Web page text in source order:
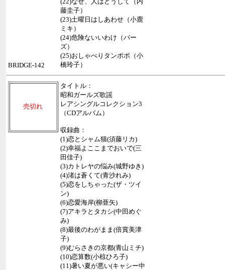
藤圭子）
(23)土曜日はしあわせ（小鹿
ミキ）
(24)危険ないいわけ（バー
ズ）
(25)おしゃべりタンポポ（小
橋玲子）
BRIDGE-142
売切れ
タイトル：
昭和ガールズ歌謡
レアシングルコレクション3
（CDアルバム）
収録曲：
(1)恋とシャム猫(須藤リカ)
(2)幸福よここまでおいで(三
田佳子)
(3)カトレヤの悩み(城野ゆき)
(4)渚は蒼くて(青沙れみ)
(5)恋をしちゃった(ザ・ツイ
ン)
(6)恋愛海岸(柳亜矢)
(7)アキラとタカシ(中田めぐ
み)
(8)最後のわがまま(倍賞美津
子)
(9)むらさきの京都(青山ミチ)
(10)恋算数(小椋ひろ子)
(11)暑い夏が悪い(キャシー中